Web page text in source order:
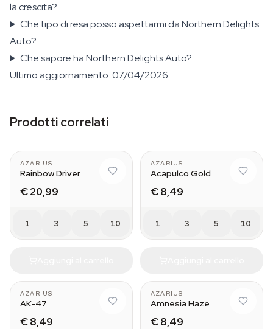
la crescita?
Che tipo di resa posso aspettarmi da Northern Delights
Auto?
Che sapore ha Northern Delights Auto?
Ultimo aggiornamento: 07/04/2026
Prodotti correlati
AZARIUS
Rainbow Driver
€ 20,99
1 3 5 10
AZARIUS
Acapulco Gold
€ 8,49
1 3 5 10
AZARIUS
AK-47
€ 8,49
AZARIUS
Amnesia Haze
€ 8,49